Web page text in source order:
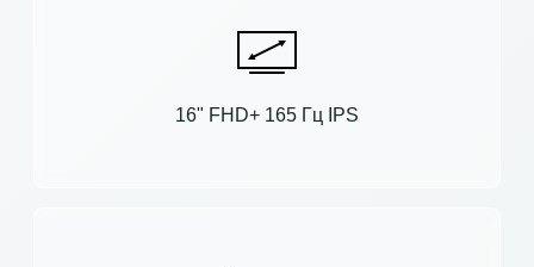
16" FHD+ 165 Гц IPS